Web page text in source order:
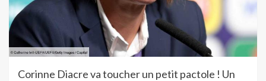
Corinne Diacre va toucher un petit pactole ! Un